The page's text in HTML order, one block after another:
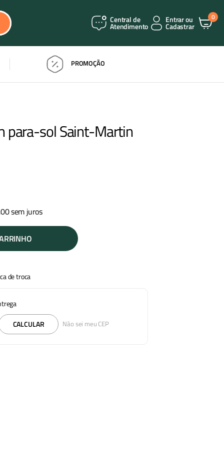
Central de
Atendimento
Entrar ou
Cadastrar
0
PROMOÇÃO
para-sol Saint-Martin
00sem juros
de troca
Não sei meu CEP
CALCULAR